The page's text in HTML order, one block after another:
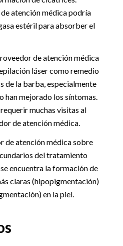
atención médica podría
estéril para absorber el
de atención médica
láser como remedio
de la barba, especialmente
han mejorado los síntomas.
muchas visitas al
de atención médica.
de atención médica sobre
del tratamiento
encuentra la formación de
claras (hipopigmentación)
en la piel.